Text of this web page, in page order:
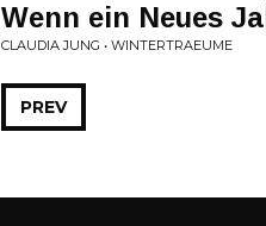
Wenn ein Neues
CLAUDIA JUNG • WINTERTRAEUME
PREV